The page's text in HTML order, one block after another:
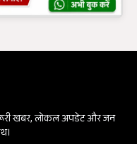
खबर, लोकल अपडेट और जन